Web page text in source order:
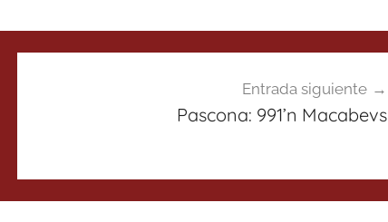
Entrada siguiente
Pascona: 991’n Macabevs